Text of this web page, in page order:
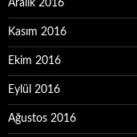
Aralık 2016
Kasım 2016
Ekim 2016
Eylül 2016
Ağustos 2016